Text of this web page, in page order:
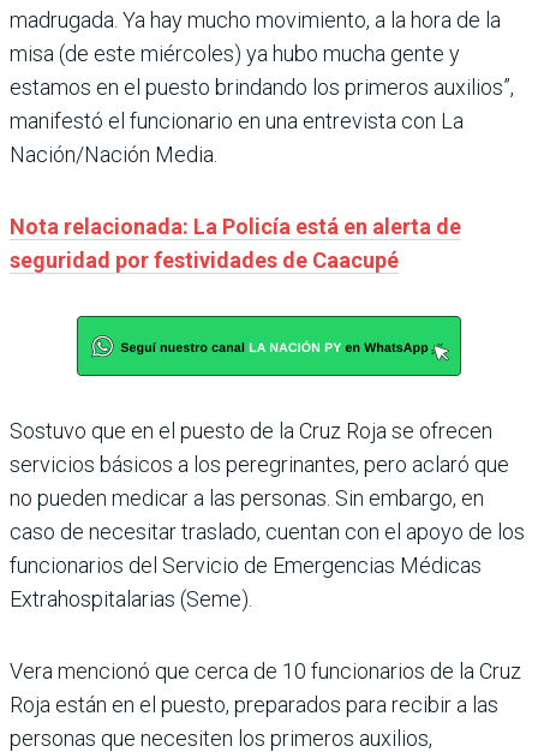
madrugada. Ya hay mucho movimiento, a la hora de la
misa (de este miércoles) ya hubo mucha gente y
estamos en el puesto brindando los primeros auxilios”,
manifestó el funcionario en una entrevista con La
Nación/Nación Media.
Nota relacionada: La Policía está en alerta de
seguridad por festividades de Caacupé
Sostuvo que en el puesto de la Cruz Roja se ofrecen
servicios básicos a los peregrinantes, pero aclaró que
no pueden medicar a las personas. Sin embargo, en
caso de necesitar traslado, cuentan con el apoyo de los
funcionarios del Servicio de Emergencias Médicas
Extrahospitalarias (Seme).
Vera mencionó que cerca de 10 funcionarios de la Cruz
Roja están en el puesto, preparados para recibir a las
personas que necesiten los primeros auxilios,